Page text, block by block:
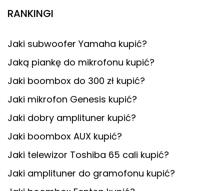
RANKINGI
Jaki subwoofer Yamaha kupić?
Jaką piankę do mikrofonu kupić?
Jaki boombox do 300 zł kupić?
Jaki mikrofon Genesis kupić?
Jaki dobry amplituner kupić?
Jaki boombox AUX kupić?
Jaki telewizor Toshiba 65 cali kupić?
Jaki amplituner do gramofonu kupić?